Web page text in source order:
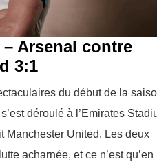
– Arsenal contre
3:1
du début de la
déroulé à l’Emirates
Manchester United. Les deux
acharnée, et ce n’est qu’en